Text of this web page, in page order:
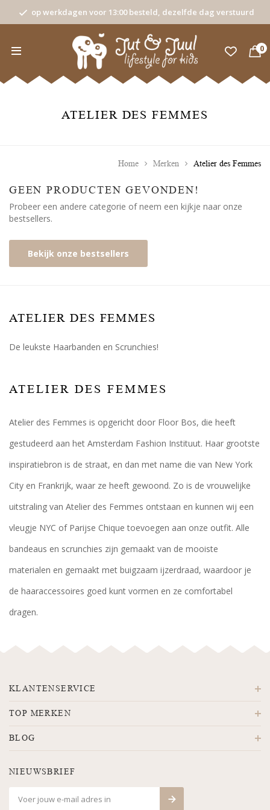
op werkdagen voor 13:00 besteld, dezelfde dag verstuurd
0
ATELIER DES FEMMES
Home Merken Atelier des Femmes
GEEN PRODUCTEN GEVONDEN!
Probeer een andere categorie of neem een kijkje naar onze
bestsellers.
Bekijk onze bestsellers
ATELIER DES FEMMES
De leukste Haarbanden en Scrunchies!
ATELIER DES FEMMES
Atelier des Femmes is opgericht door Floor Bos, die heeft
gestudeerd aan het Amsterdam Fashion Instituut. Haar grootste
inspiratiebron is de straat, en dan met name die van New York
City en Frankrijk, waar ze heeft gewoond. Zo is de vrouwelijke
uitstraling van Atelier des Femmes ontstaan en kunnen wij een
vleugje NYC of Parijse Chique toevoegen aan onze outfit. Alle
bandeaus en scrunchies zijn gemaakt van de mooiste
materialen en gemaakt met buigzaam ijzerdraad, waardoor je
de haaraccessoires goed kunt vormen en ze comfortabel
dragen.
KLANTENSERVICE
TOP MERKEN
BLOG
NIEUWSBRIEF